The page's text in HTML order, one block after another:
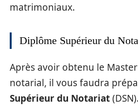
matrimoniaux.
Diplôme Supérieur du
Après avoir obtenu le
notarial, il vous faudra
Supérieur du Notariat